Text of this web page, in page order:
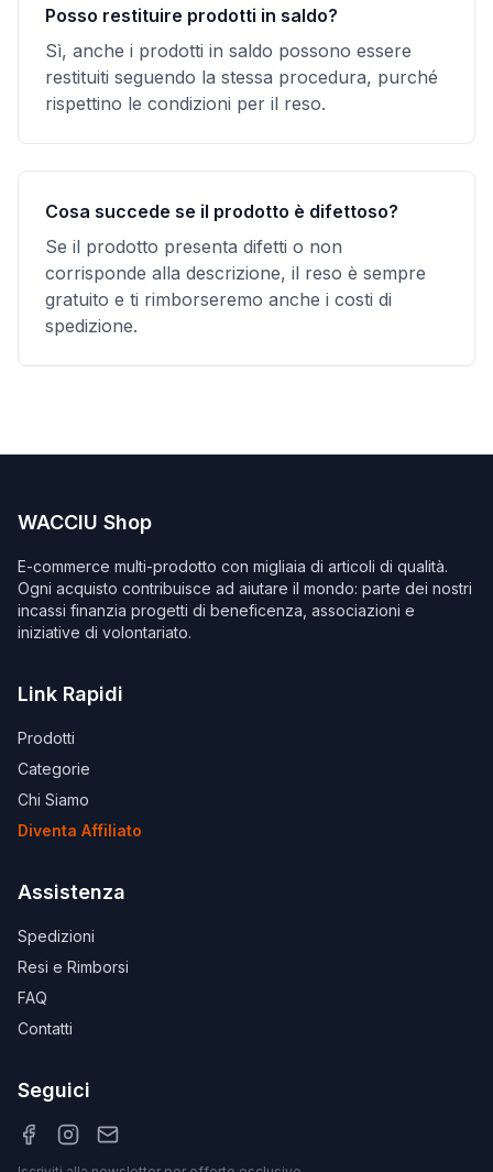
Posso restituire prodotti in saldo?
Sì, anche i prodotti in saldo possono essere
restituiti seguendo la stessa procedura, purché
rispettino le condizioni per il reso.
Cosa succede se il prodotto è difettoso?
Se il prodotto presenta difetti o non
corrisponde alla descrizione, il reso è sempre
gratuito e ti rimborseremo anche i costi di
spedizione.
WACCIU Shop
E-commerce multi-prodotto con migliaia di articoli di qualità.
Ogni acquisto contribuisce ad aiutare il mondo: parte dei nostri
incassi finanzia progetti di beneficenza, associazioni e
iniziative di volontariato.
Link Rapidi
Prodotti
Categorie
Chi Siamo
Diventa Affiliato
Assistenza
Spedizioni
Resi e Rimborsi
FAQ
Contatti
Seguici